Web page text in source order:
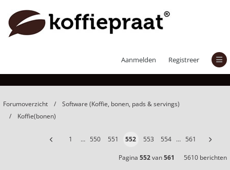
Aanmelden Registreer
Forumoverzicht
Software (Koffie, bonen, pads & servings)
Koffie(bonen)
1 … 550 551 552 553 554 … 561
Pagina 552van561 5610 berichten